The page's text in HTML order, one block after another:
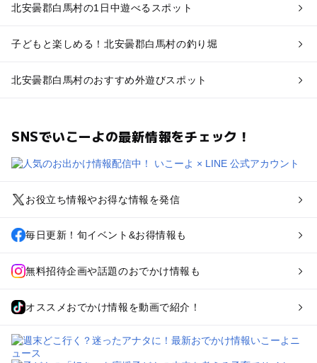
北安曇郡白馬村の1日中遊べるスポット
子どもと楽しめる！北安曇郡白馬村の釣り堀
北安曇郡白馬村のおすすめ外遊びスポット
SNSでいこーよの最新情報をチェック！
お役立ち情報やお得な情報を発信
毎日更新！旬イベント&お得情報も
無料招待企画や話題のおでかけ情報も
オススメおでかけ情報を動画で紹介！